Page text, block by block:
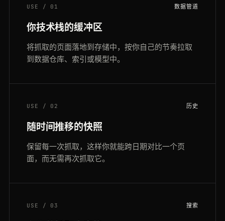
USE / 01 数据管道
你技术栈的缓冲区
将抓取的页面落地到存储中，按你自己的节奏拉取
到数据仓库、索引或模型中。
USE / 02 历史
随时间推移的快照
保留每一次抓取，这样你就能跨日期对比一个页
面，而无需再次抓取它。
USE / 03 搜索